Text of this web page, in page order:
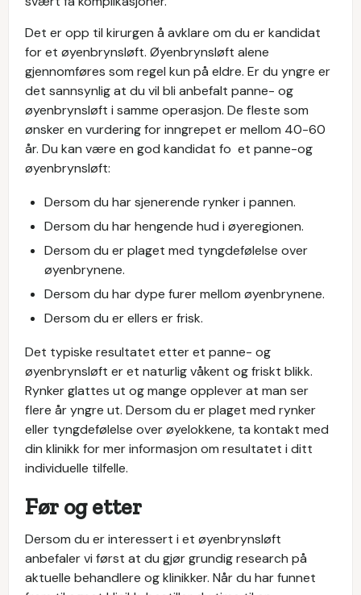
Det er opp til kirurgen å avklare om du er kandidat
for et øyenbrynsløft. Øyenbrynsløft alene
gjennomføres som regel kun på eldre. Er du yngre er
det sannsynlig at du vil bli anbefalt panne- og
øyenbrynsløft i samme operasjon. De fleste som
ønsker en vurdering for inngrepet er mellom 40-60
år. Du kan være en god kandidat fo et panne-og
øyenbrynsløft:
Dersom du har sjenerende rynker i pannen.
Dersom du har hengende hud i øyeregionen.
Dersom du er plaget med tyngdefølelse over
øyenbrynene.
Dersom du har dype furer mellom øyenbrynene.
Dersom du er ellers er frisk.
Det typiske resultatet etter et panne- og
øyenbrynsløft er et naturlig våkent og friskt blikk.
Rynker glattes ut og mange opplever at man ser
flere år yngre ut. Dersom du er plaget med rynker
eller tyngdefølelse over øyelokkene, ta kontakt med
din klinikk for mer informasjon om resultatet i ditt
individuelle tilfelle.
Før og etter
Dersom du er interessert i et øyenbrynsløft
anbefaler vi først at du gjør grundig research på
aktuelle behandlere og klinikker. Når du har funnet